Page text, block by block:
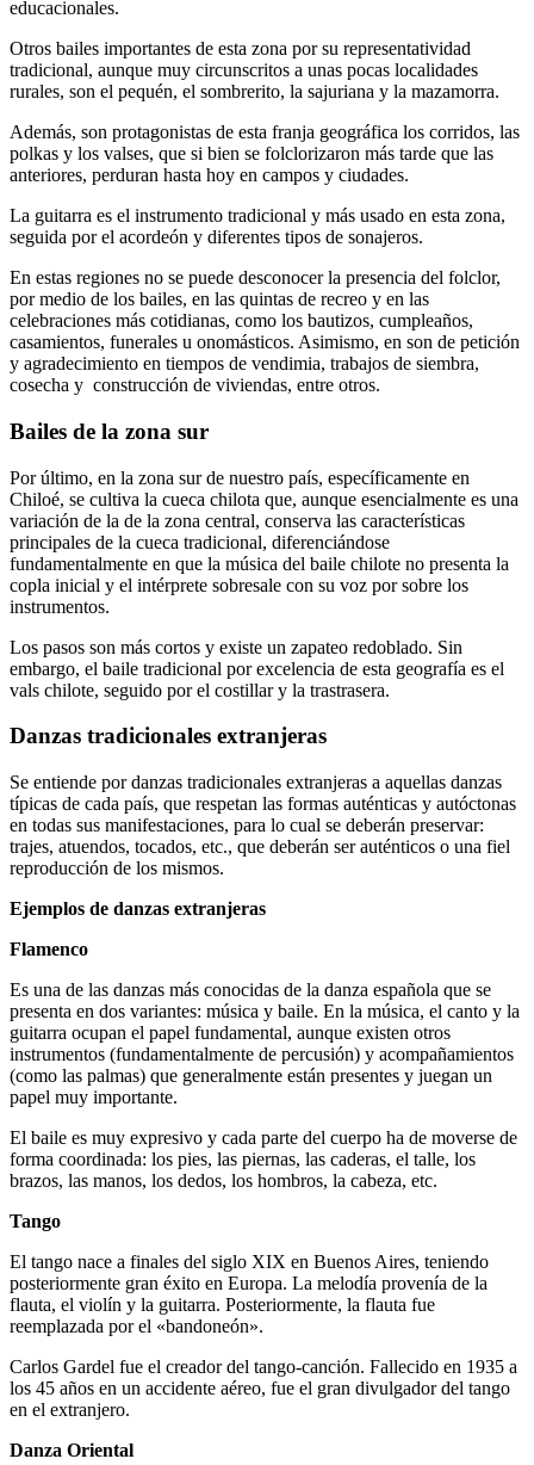
educacionales.
Otros bailes importantes de esta zona por su representatividad
tradicional, aunque muy circunscritos a unas pocas localidades
rurales, son el pequén, el sombrerito, la sajuriana y la mazamorra.
Además, son protagonistas de esta franja geográfica los corridos, las
polkas y los valses, que si bien se folclorizaron más tarde que las
anteriores, perduran hasta hoy en campos y ciudades.
La guitarra es el instrumento tradicional y más usado en esta zona,
seguida por el acordeón y diferentes tipos de sonajeros.
En estas regiones no se puede desconocer la presencia del folclor,
por medio de los bailes, en las quintas de recreo y en las
celebraciones más cotidianas, como los bautizos, cumpleaños,
casamientos, funerales u onomásticos. Asimismo, en son de petición
y agradecimiento en tiempos de vendimia, trabajos de siembra,
cosecha y construcción de viviendas, entre otros.
Bailes de la zona sur
Por último, en la zona sur de nuestro país, específicamente en
Chiloé, se cultiva la cueca chilota que, aunque esencialmente es una
variación de la de la zona central, conserva las características
principales de la cueca tradicional, diferenciándose
fundamentalmente en que la música del baile chilote no presenta la
copla inicial y el intérprete sobresale con su voz por sobre los
instrumentos.
Los pasos son más cortos y existe un zapateo redoblado. Sin
embargo, el baile tradicional por excelencia de esta geografía es el
vals chilote, seguido por el costillar y la trastrasera.
Danzas tradicionales extranjeras
Se entiende por danzas tradicionales extranjeras a aquellas danzas
típicas de cada país, que respetan las formas auténticas y autóctonas
en todas sus manifestaciones, para lo cual se deberán preservar:
trajes, atuendos, tocados, etc., que deberán ser auténticos o una fiel
reproducción de los mismos.
Ejemplos de danzas extranjeras
Flamenco
Es una de las danzas más conocidas de la danza española que se
presenta en dos variantes: música y baile. En la música, el canto y la
guitarra ocupan el papel fundamental, aunque existen otros
instrumentos (fundamentalmente de percusión) y acompañamientos
(como las palmas) que generalmente están presentes y juegan un
papel muy importante.
El baile es muy expresivo y cada parte del cuerpo ha de moverse de
forma coordinada: los pies, las piernas, las caderas, el talle, los
brazos, las manos, los dedos, los hombros, la cabeza, etc.
Tango
El tango nace a finales del siglo XIX en Buenos Aires, teniendo
posteriormente gran éxito en Europa. La melodía provenía de la
flauta, el violín y la guitarra. Posteriormente, la flauta fue
reemplazada por el «bandoneón».
Carlos Gardel fue el creador del tango-canción. Fallecido en 1935 a
los 45 años en un accidente aéreo, fue el gran divulgador del tango
en el extranjero.
Danza Oriental